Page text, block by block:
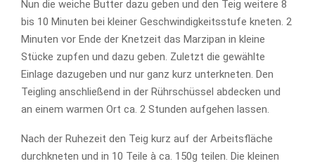
Nun die weiche Butter dazu geben und den Teig weitere 8
bis 10 Minuten bei kleiner Geschwindigkeitsstufe kneten. 2
Minuten vor Ende der Knetzeit das Marzipan in kleine
Stücke zupfen und dazu geben. Zuletzt die gewählte
Einlage dazugeben und nur ganz kurz unterkneten. Den
Teigling anschließend in der Rührschüssel abdecken und
an einem warmen Ort ca. 2 Stunden aufgehen lassen.
Nach der Ruhezeit den Teig kurz auf der Arbeitsfläche
durchkneten und in 10 Teile à ca. 150g teilen. Die kleinen